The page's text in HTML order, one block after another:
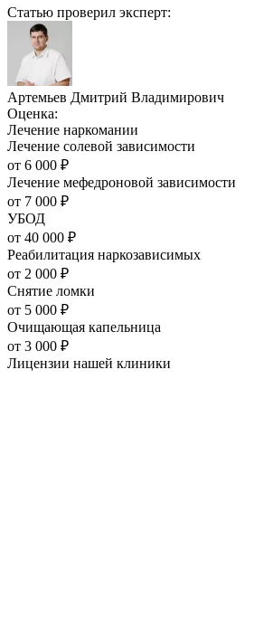
Статью проверил эксперт:
Артемьев Дмитрий Владимирович
Оценка:
Лечение наркомании
Лечение солевой зависимости
от 6 000 ₽
Лечение мефедроновой зависимости
от 7 000 ₽
УБОД
от 40 000 ₽
Реабилитация наркозависимых
от 2 000 ₽
Снятие ломки
от 5 000 ₽
Очищающая капельница
от 3 000 ₽
Лицензии нашей клиники